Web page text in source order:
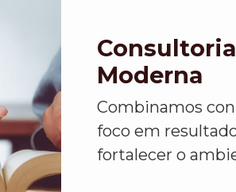
Moderna
Combinamos
foco em
fortalecer o